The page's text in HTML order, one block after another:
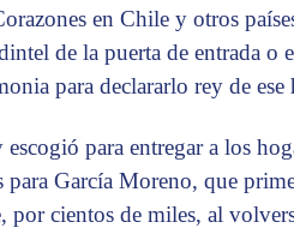
en Chile y otros
de la puerta de entrada o
para declararlo rey de ese
para entregar a los
García Moreno, que
por cientos de miles, al